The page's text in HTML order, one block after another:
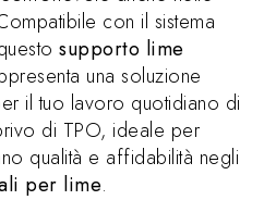
con il sistema
supporto lime
una soluzione
il tuo lavoro quotidiano di
di TPO, ideale per
qualità e affidabilità negli
per lime.